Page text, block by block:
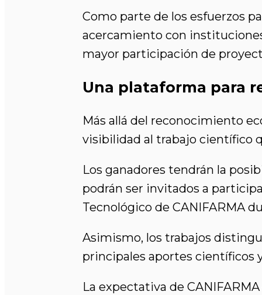
Como parte de los esfuerzos
acercamiento con
mayor participación de
Una plataforma para
Más allá del reconocimiento
visibilidad al trabajo científico
Los ganadores tendrán la
podrán ser invitados a
Tecnológico de CANIFARMA
Asimismo, los trabajos
principales aportes científicos
La expectativa de